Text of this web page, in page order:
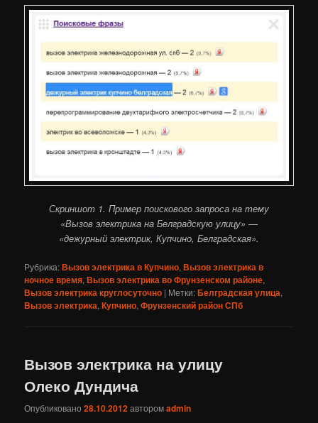
Скриншот 1. Пример поискового запроса на тему
«Вызов электрика на Белградскую улицу» —
«дежурный электрик, Купчино, Белградская».
Рубрика:Вызов электрика в Купчино,Вызов электрика в
ночное время,Вызов электрика во Фрунзенском районе,
Вызов электрика круглосуточно | Метки:Белградская улица,
Вызов электрика,Купчино,Фрунзенский район СПб
Вызов электрика на улицу
Олеко Дундича
Опубликовано28.10.2012авторомadmin